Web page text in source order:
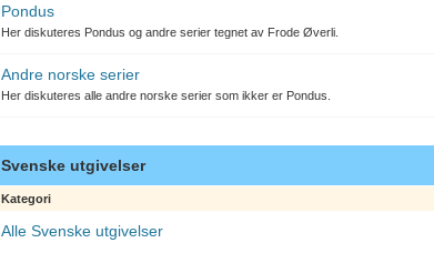
Pondus
Her diskuteres Pondus og andre serier tegnet av Frode Øverli.
Andre norske serier
Her diskuteres alle andre norske serier som ikker er Pondus.
Svenske utgivelser
Kategori
Alle Svenske utgivelser